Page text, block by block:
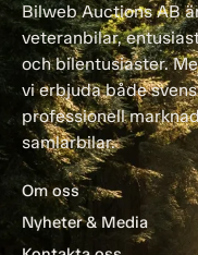
Bilweb Auctions AB
veteranbilar,
och bilentusiaster.
vi erbjuda både
professionell
samlarbilar.
Om oss
Nyheter & Media